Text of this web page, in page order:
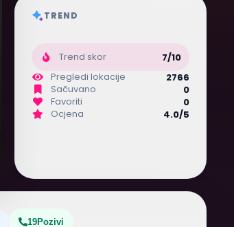
TREND
Trend skor
7/10
Pregledi lokacije
2766
Sačuvano
0
Favoriti
0
Ocjena
4.0/5
19Pozivi